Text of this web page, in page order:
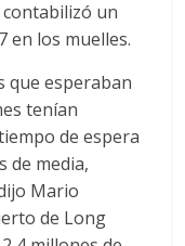
un
en los muelles.
que esperaban
tenían
de espera
de media,
Mario
de Long